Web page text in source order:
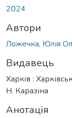
2024
Автори
Ложечка, Юлія
Видавець
Харків :
Н. Каразіна
Анотація